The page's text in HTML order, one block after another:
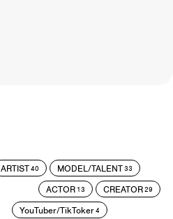
ARTIST40 MODEL/TALENT33
ACTOR 13 CREATOR29
YouTuber/TikToker4